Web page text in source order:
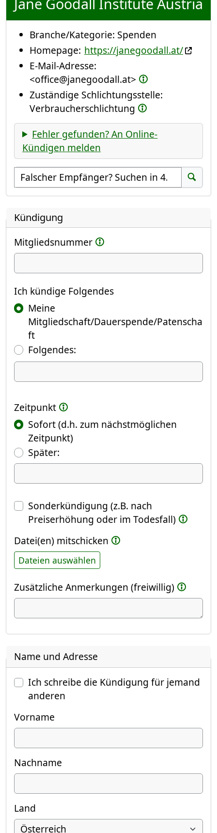
Branche/Kategorie: Spenden
Homepage: https://janegoodall.at/
E-Mail-Adresse:
<office@janegoodall.at>
Zuständige Schlichtungsstelle:
Verbraucherschlichtung
Fehler gefunden? An Online-
Kündigen melden
Empfänger suchen
Suchen
Kündigung
Mitgliedsnummer
Ich kündige
Ich kündige Folgendes
Meine
Mitgliedschaft/Dauerspende/Patenscha
ft
Folgendes:
Ich kündige Folgendes
Zeitpunkt
Sofort (d.h. zum nächstmöglichen
Zeitpunkt)
Später:(Fokus springt automatisch ins
Datum
Sonderkündigung (z.B. nach
Preiserhöhung oder im Todesfall)
Datei(en) mitschicken
Dateien auswählen
Zusätzliche Anmerkungen (freiwillig)
Name und Adresse
Ich schreibe die Kündigung für jemand
anderen
Vorname
Nachname
Land